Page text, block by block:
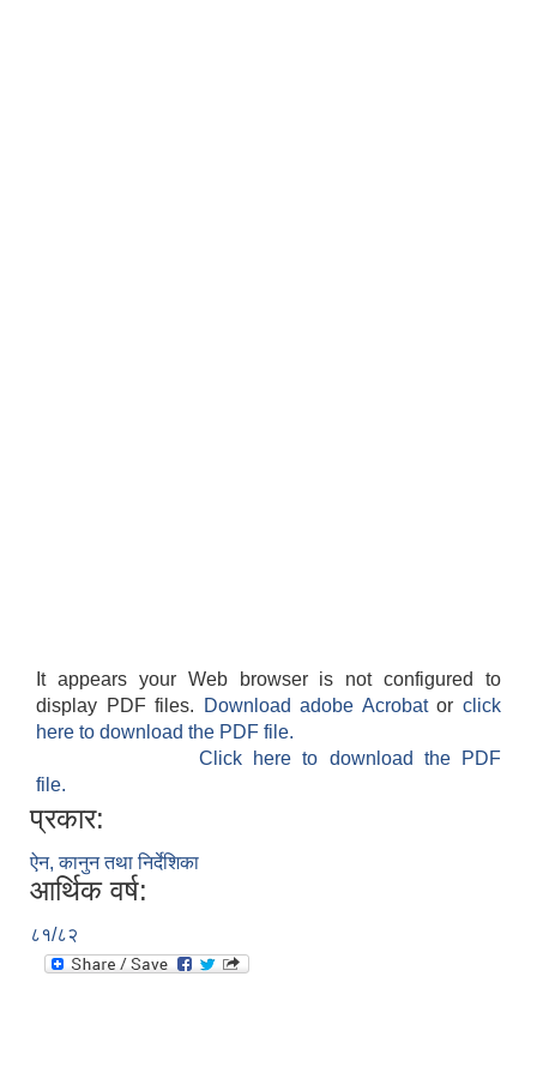
It appears your Web browser is not configured to
display PDF files.
Download adobe Acrobatorclick
here to download the PDF file.
Click here to download the PDF
file.
प्रकार:
ऐन, कानुन तथा निर्देशिका
आर्थिक वर्ष:
८१/८२